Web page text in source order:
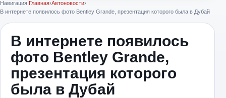
Навигация:Главная›Автоновости›
В интернете появилось фото Bentley Grande, презентация которого была в Дубай
В интернете появилось
фото Bentley Grande,
презентация которого
была в Дубай